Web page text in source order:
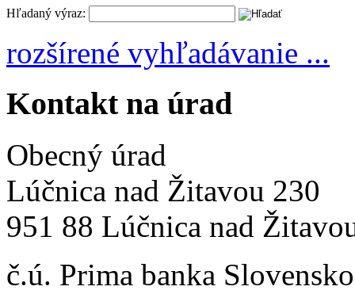
Hľadaný výraz:
rozšírené vyhľadávanie ...
Kontakt na úrad
Obecný úrad
Lúčnica nad Žitavou 230
951 88 Lúčnica nad
č.ú. Prima banka